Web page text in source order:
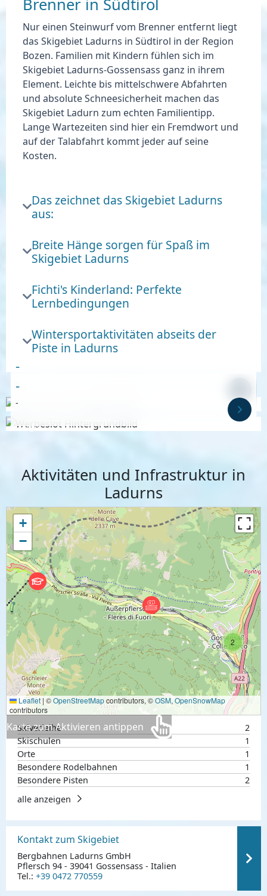
Brenner in Südtirol
Nur einen Steinwurf vom Brenner entfernt liegt
das Skigebiet Ladurns in Südtirol in der Region
Bozen. Familien mit Kindern fühlen sich im
Skigebiet Ladurns-Gossensass ganz in ihrem
Element. Leichte bis mittelschwere Abfahrten
und absolute Schneesicherheit machen das
Skigebiet Ladurn zum echten Familientipp.
Lange Wartezeiten sind hier ein Fremdwort und
auf der Talabfahrt kommt jeder auf seine
Kosten.
Das zeichnet das Skigebiet Ladurns
aus:
Breite Hänge sorgen für Spaß im
Skigebiet Ladurns
Fichti's Kinderland: Perfekte
Lernbedingungen
Wintersportaktivitäten abseits der
Piste in Ladurns
Anzeige
-
Anzeige
-
-
Aktivitäten und Infrastruktur in
Ladurns
Skiverleihe
2
Skischulen
1
Orte
1
Besondere Rodelbahnen
1
Besondere Pisten
2
alle anzeigen
2
+
−
Leaflet|©OpenStreetMapcontributors, ©OSM,OpenSnowMap
contributors
Karte zum Aktivieren antippen
Kontakt zum Skigebiet
Bergbahnen Ladurns GmbH
Pflersch 94 - 39041 Gossensass - Italien
Tel.: +39 0472 770559